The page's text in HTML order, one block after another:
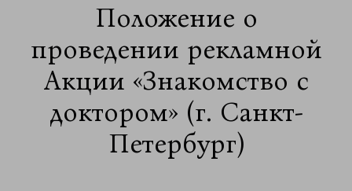
Положение о
проведении рекламной
Акции «Знакомство с
доктором» (г. Санкт-
Петербург)